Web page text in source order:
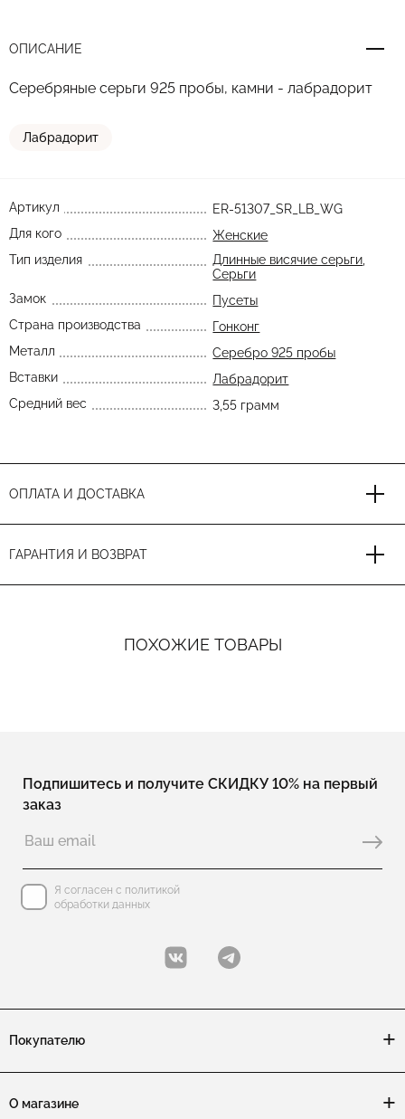
ОПИСАНИЕ
Серебряные серьги 925 пробы, камни - лабрадорит
Лабрадорит
Артикул
ER-51307_SR_LB_WG
Для кого
Женские
Тип изделия
Длинные висячие серьги
Серьги
Замок
Пусеты
Страна производства
Гонконг
Металл
Серебро 925 пробы
Вставки
Лабрадорит
Средний вес
3,55 грамм
ОПЛАТА И ДОСТАВКА
ГАРАНТИЯ И ВОЗВРАТ
ПОХОЖИЕ ТОВАРЫ
Подпишитесь и получите СКИДКУ 10% на первый
заказ
Я согласен с политикой
обработки данных
Покупателю
О магазине